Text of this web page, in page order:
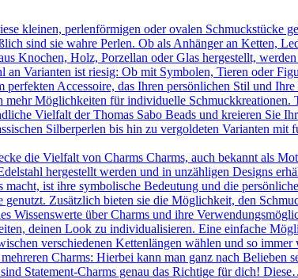
kleinen, perlenförmigen oder ovalen Schmuckstücke
sind sie wahre Perlen. Ob als Anhänger an Ketten,
Knochen, Holz, Porzellan oder Glas hergestellt,
Varianten ist riesig: Ob mit Symbolen, Tieren oder
Accessoire, das Ihren persönlichen Stil und
Möglichkeiten für individuelle Schmuckkreationen.
Vielfalt der Thomas Sabo Beads und kreieren Sie
Silberperlen bis hin zu vergoldeten Varianten
die Vielfalt von Charms Charms, auch bekannt als
hergestellt werden und in unzähligen Designs
ist ihre symbolische Bedeutung und die
genutzt. Zusätzlich bieten sie die Möglichkeit, den
Wissenswerte über Charms und ihre
deinen Look zu individualisieren. Eine einfache
verschiedenen Kettenlängen wählen und so
Charms: Hierbei kann man ganz nach Belieben
Statement-Charms genau das Richtige für dich!